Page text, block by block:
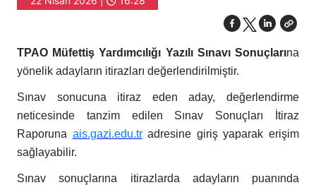
TPAO Müfettiş Yardımcılığı Yazılı Sınavı Sonuçlarına
yönelik adayların itirazları değerlendirilmiştir.
Sınav sonucuna itiraz eden aday, değerlendirme
neticesinde tanzim edilen Sınav Sonuçları İtiraz
Raporuna ais.gazi.edu.tradresine giriş yaparak erişim
sağlayabilir.
Sınav sonuçlarına itirazlarda adayların puanında